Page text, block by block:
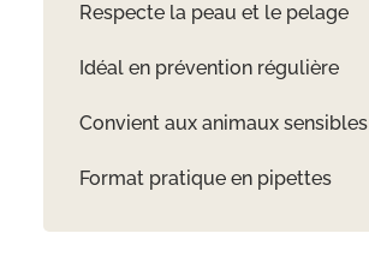
Respecte la peau et le pelage
Idéal en prévention régulière
Convient aux animaux sensibles
Format pratique en pipettes